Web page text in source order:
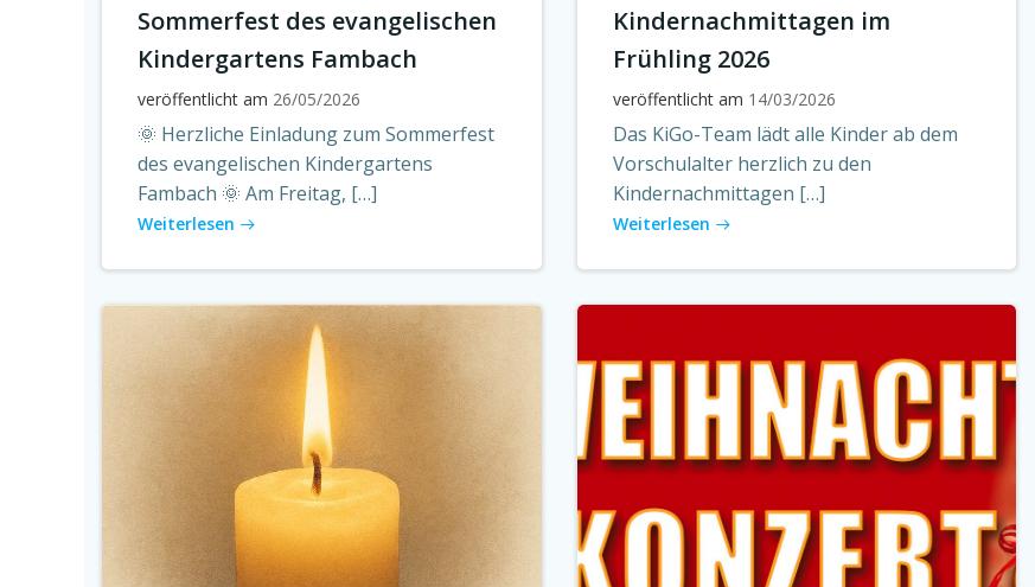
Sommerfest des evangelischen
Kindergartens Fambach
veröffentlicht am 26/05/2026
🌞 Herzliche Einladung zum Sommerfest
des evangelischen Kindergartens
Fambach 🌞 Am Freitag, […]
Weiterlesen
Kindernachmittagen im
Frühling 2026
veröffentlicht am 14/03/2026
Das KiGo-Team lädt alle Kinder ab dem
Vorschulalter herzlich zu den
Kindernachmittagen […]
Weiterlesen